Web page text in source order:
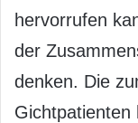
hervorrufen
der
denken. Die